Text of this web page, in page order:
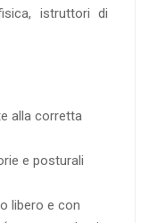
istruttori di
alla corretta
e posturali
libero e con